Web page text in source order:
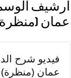
الوسم :
شرح الدخول
للصفوف